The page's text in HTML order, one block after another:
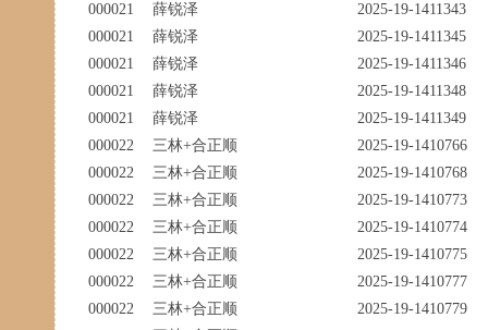
000021
薛锐泽
2025-19-1411343
000021
薛锐泽
2025-19-1411345
000021
薛锐泽
2025-19-1411346
000021
薛锐泽
2025-19-1411348
000021
薛锐泽
2025-19-1411349
000022
三林+合正顺
2025-19-1410766
000022
三林+合正顺
2025-19-1410768
000022
三林+合正顺
2025-19-1410773
000022
三林+合正顺
2025-19-1410774
000022
三林+合正顺
2025-19-1410775
000022
三林+合正顺
2025-19-1410777
000022
三林+合正顺
2025-19-1410779